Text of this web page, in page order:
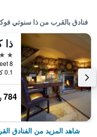
فنادق بالقرب من ذا سنوتي
ذا
4 نجوم
0.1 كيلومتر عن وسط المدينة
784 ﷼
شاهد المزيد من الفنادق